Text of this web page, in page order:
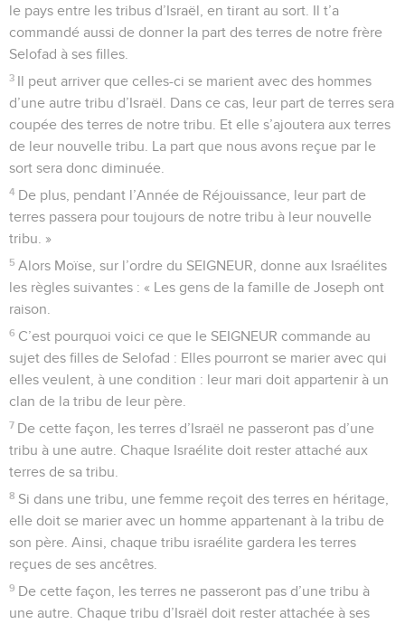
le pays entre les tribus d’Israël, en tirant au sort. Il t’a
commandé aussi de donner la part des terres de notre frère
Selofad à ses filles.
3 Il peut arriver que celles-ci se marient avec des hommes
d’une autre tribu d’Israël. Dans ce cas, leur part de terres sera
coupée des terres de notre tribu. Et elle s’ajoutera aux terres
de leur nouvelle tribu. La part que nous avons reçue par le
sort sera donc diminuée.
4 De plus, pendant l’Année de Réjouissance, leur part de
terres passera pour toujours de notre tribu à leur nouvelle
tribu. »
5 Alors Moïse, sur l’ordre du SEIGNEUR, donne aux Israélites
les règles suivantes : « Les gens de la famille de Joseph ont
raison.
6 C’est pourquoi voici ce que le SEIGNEUR commande au
sujet des filles de Selofad : Elles pourront se marier avec qui
elles veulent, à une condition : leur mari doit appartenir à un
clan de la tribu de leur père.
7 De cette façon, les terres d’Israël ne passeront pas d’une
tribu à une autre. Chaque Israélite doit rester attaché aux
terres de sa tribu.
8 Si dans une tribu, une femme reçoit des terres en héritage,
elle doit se marier avec un homme appartenant à la tribu de
son père. Ainsi, chaque tribu israélite gardera les terres
reçues de ses ancêtres.
9 De cette façon, les terres ne passeront pas d’une tribu à
une autre. Chaque tribu d’Israël doit rester attachée à ses